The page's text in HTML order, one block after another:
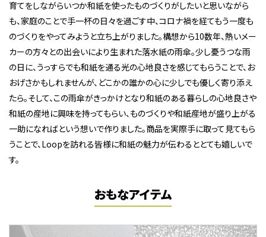
育てをしながらいつか和紙を使ったものづくりがしたいと思いながら
も、家庭のことで手一杯の日々を過ごす中、コロナ禍を経てもう一度も
のづくりをやってみようと立ち上がりました。構想から10数年、熱いメー
カーの方々との出会いにより生まれた落水紙の雨傘。少し憂うつな雨
の日に、うっすらでも和紙を通る光の心地良さを感じてもらうことで、お
おげさかもしれませんが、どこかの誰かの心に少しでも優しく寄り添え
たら。そして、この雨傘がきっかけとなり和紙のある暮らしの心地良さや
和紙の産地に興味を持ってもらい、ものづくりや和紙産地が盛り上がる
一助になればという想いで作りました。商品を実際手に取って見てもら
うことで、Loopを訪れる皆様に和紙の魅力が伝わるととても嬉しいで
す。
おもなアイテム